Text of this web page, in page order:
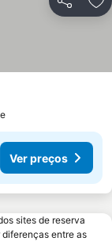
Partilhar
Ver preços
sites de reserva
entre as